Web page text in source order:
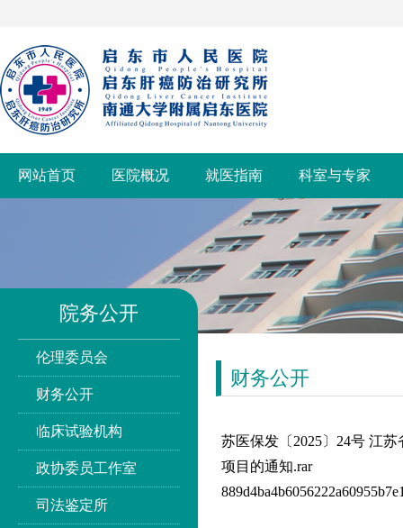
网站首页 医院概况 就医指南 科室与专家
院务公开
伦理委员会
财务公开
临床试验机构
政协委员工作室
司法鉴定所
财务公开
苏医保发〔2025〕24号 江
项目的通知.rar